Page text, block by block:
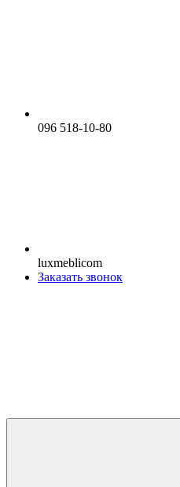
096 518-10-80
luxmeblicom
Заказать звонок